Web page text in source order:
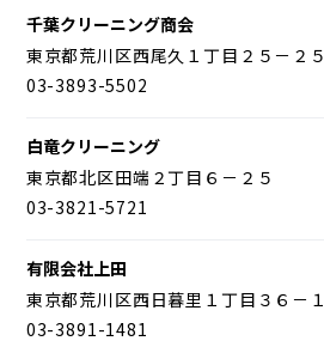
千葉クリーニング商会
東京都荒川区西尾久１丁目２５－２５
03-3893-5502
白竜クリーニング
東京都北区田端２丁目６－２５
03-3821-5721
有限会社上田
東京都荒川区西日暮里１丁目３６－１
03-3891-1481